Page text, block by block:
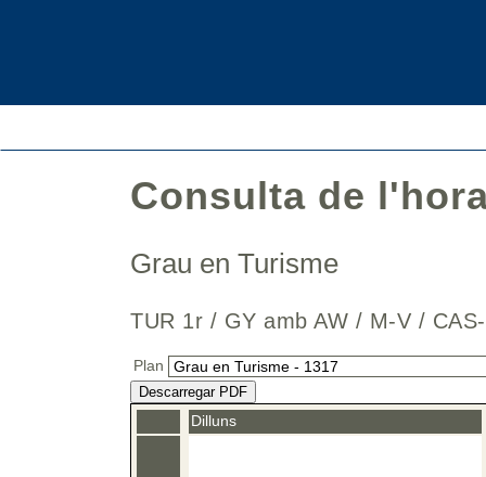
Consulta de
Grau en Turisme
TUR 1r / GY amb AW / M-V /
Plan
Descarregar PDF
Dilluns